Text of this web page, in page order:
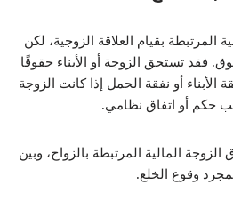
المرتبطة بقيام العلاقة الزوجية، لكن
فقد تستحق الزوجة أو الأبناء حقوقًا
أو نفقة الحمل إذا كانت الزوجة
حكم أو اتفاق نظامي.
المالية المرتبطة بالزواج، وبين
وقوع الخلع.